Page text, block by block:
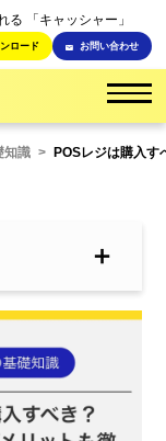
る 「キャッシャー」
ロード お問い合わせ
知識 > POSレジは購入す
＋